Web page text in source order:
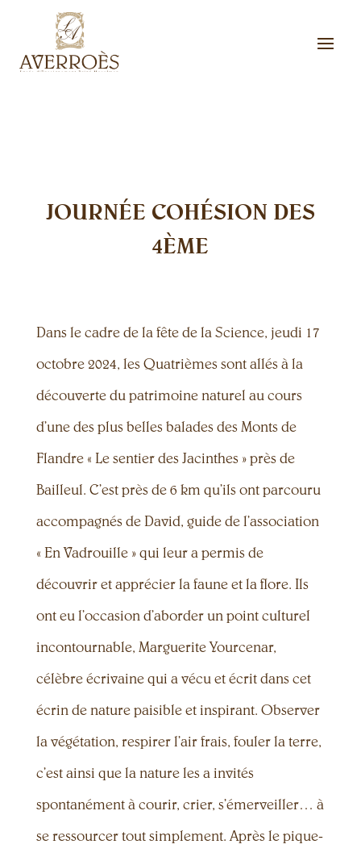
JOURNÉE COHÉSION DES
4ÈME
Dans le cadre de la fête de la Science, jeudi 17
octobre 2024, les Quatrièmes sont allés à la
découverte du patrimoine naturel au cours
d’une des plus belles balades des Monts de
Flandre « Le sentier des Jacinthes » près de
Bailleul. C’est près de 6 km qu’ils ont parcouru
accompagnés de David, guide de l’association
« En Vadrouille » qui leur a permis de
découvrir et apprécier la faune et la flore. Ils
ont eu l’occasion d’aborder un point culturel
incontournable, Marguerite Yourcenar,
célèbre écrivaine qui a vécu et écrit dans cet
écrin de nature paisible et inspirant. Observer
la végétation, respirer l’air frais, fouler la terre,
c’est ainsi que la nature les a invités
spontanément à courir, crier, s’émerveiller… à
se ressourcer tout simplement. Après le pique-